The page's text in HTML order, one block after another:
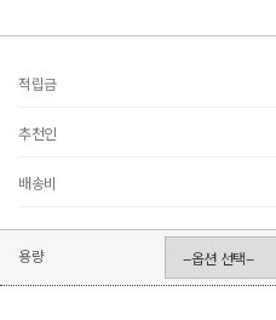
적립금
추천인
배송비
용량